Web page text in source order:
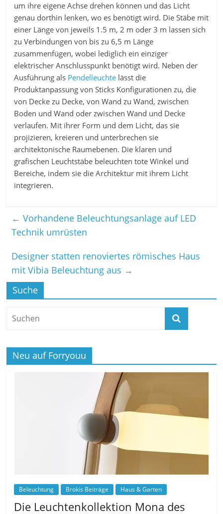
um ihre eigene Achse drehen können und das Licht
genau dorthin lenken, wo es benötigt wird. Die Stäbe mit
einer Länge von jeweils 1.5 m, 2 m oder 3 m lassen sich
zu Verbindungen von bis zu 6,5 m Länge
zusammenfügen, wobei lediglich ein einziger
elektrischer Anschlusspunkt benötigt wird. Neben der
Ausführung als Pendelleuchte lässt die
Produktanpassung von Sticks Konfigurationen zu, die
von Decke zu Decke, von Wand zu Wand, zwischen
Boden und Wand oder zwischen Wand und Decke
verlaufen. Mit ihrer Form und dem Licht, das sie
projizieren, kreieren und unterbrechen sie
architektonische Raumebenen. Die klaren und
grafischen Leuchtstäbe beleuchten tote Winkel und
Bereiche, indem sie die Architektur mit ihrem Licht
integrieren.
← Vorhandene Beleuchtungsanlage auf LED
Technik umrüsten
Designer statten renoviertes römisches Haus
mit Vibia Beleuchtung aus →
Suche
Neu auf Forryouu
Beleuchtung Brokis Beiträge Haus & Garten
Die Leuchtenkollektion Mona des